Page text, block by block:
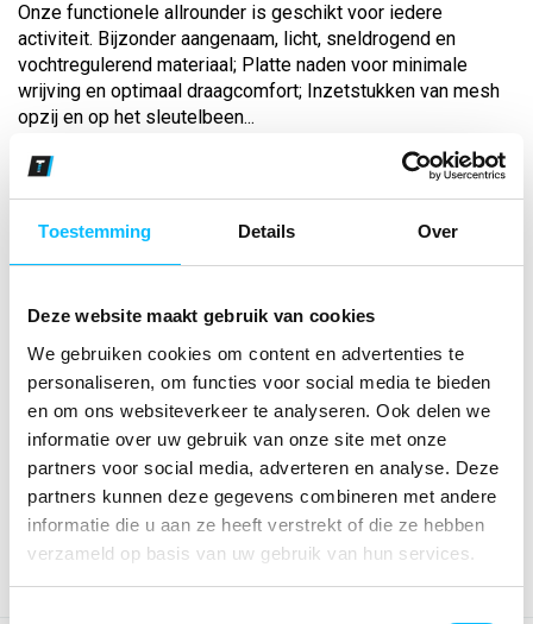
Toestemming Details Over
Deze website maakt gebruik van cookies
We gebruiken cookies om content en advertenties te
personaliseren, om functies voor social media te bieden
en om ons websiteverkeer te analyseren. Ook delen we
informatie over uw gebruik van onze site met onze
partners voor social media, adverteren en analyse. Deze
partners kunnen deze gegevens combineren met andere
informatie die u aan ze heeft verstrekt of die ze hebben
verzameld op basis van uw gebruik van hun services.
Onze functionele allrounder is geschikt voor iedere
activiteit. Bijzonder aangenaam, licht, sneldrogend en
vochtregulerend materiaal; Platte naden voor minimale
wrijving en optimaal draagcomfort; Inzetstukken van mesh
opzij en op het sleutelbeen...
Maat
Aantal
*Gratis verzending vanaf €150,- exclusief BTW
Kies kleur/maat
€ 16 ,76
€ 20 ,28 € 26,- incl BTW